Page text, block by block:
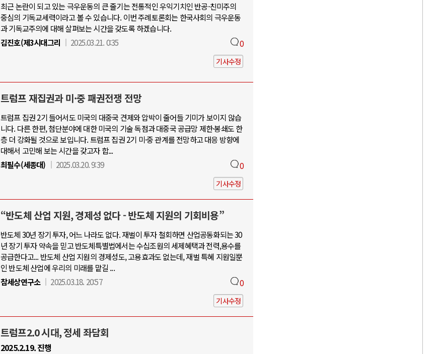
최근 논란이 되고 있는 극우운동의 큰 줄기는 전통적인 우익기치인 반공-친미주의
중심의 기독교세력이라고 볼 수 있습니다. 이번 주례토론회는 한국사회의 극우운동
과 기독교주의에 대해 살펴보는 시간을 갖도록 하겠습니다.
김진호(제3시대그리
2025.03.21. 0:35 0
기사수정
트럼프 재집권과 미·중 패권전쟁 전망
트럼프 집권 2기 들어서도 미국의 대중국 견제와 압박이 줄어들 기미가 보이지 않습
니다. 다른 한편, 첨단분야에 대한 미국의 기술 독점과 대중국 공급망 제한·봉쇄도 한
층 더 강화될 것으로 보입니다. 트럼프 집권 2기 미·중 관계를 전망하고 대응 방향에
대해서 고민해 보는 시간을 갖고자 합...
최필수(세종대)
2025.03.20. 9:39 0
기사수정
“반도체 산업 지원, 경제성 없다 - 반도체 지원의 기회비용”
반도체 30년 장기 투자, 어느 나라도 없다. 재벌이 투자 철회하면 산업공동화되는 30
년 장기 투자 약속을 믿고 반도체특별법에서는 수십조원의 세제혜택과 전력,용수를
공급한다고... 반도체 산업 지원의 경제성도, 고용효과도 없는데, 재벌 특혜 지원일뿐
인 반도체 산업에 우리의 미래를 맡길 ...
참세상연구소
2025.03.18. 20:57 0
기사수정
트럼프2.0 시대, 정세 좌담회
2025.2.19. 진행